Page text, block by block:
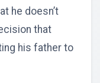
he doesn’t
that
his father to